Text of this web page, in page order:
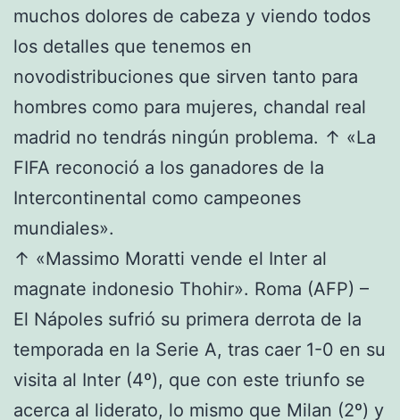
muchos dolores de cabeza y viendo todos
los detalles que tenemos en
novodistribuciones que sirven tanto para
hombres como para mujeres, chandal real
madrid no tendrás ningún problema. ↑ «La
FIFA reconoció a los ganadores de la
Intercontinental como campeones
mundiales».
↑ «Massimo Moratti vende el Inter al
magnate indonesio Thohir». Roma (AFP) –
El Nápoles sufrió su primera derrota de la
temporada en la Serie A, tras caer 1-0 en su
visita al Inter (4º), que con este triunfo se
acerca al liderato, lo mismo que Milan (2º) y